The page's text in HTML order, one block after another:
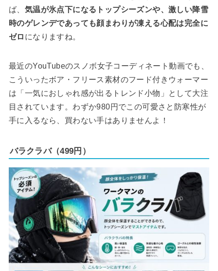
ば、 気温が氷点下になるトップシーズンや、激しい降雪
時のゲレンデであっても顔まわりが凍える心配は完全に
ゼロ になりますね。
最近のYouTubeのスノボ女子コーディネート動画でも、
こういったボア・フリース素材のフード付きウォーマー
は「一気におしゃれ感が出るトレンド小物」として大注
目されています。わずか980円でこの可愛さと防寒性が
手に入るなら、買わない手はありませんよ！
バラクラバ（499円）